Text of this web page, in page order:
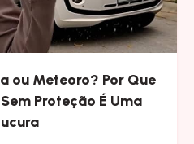
ou Meteoro? Por Que
Proteção É Uma